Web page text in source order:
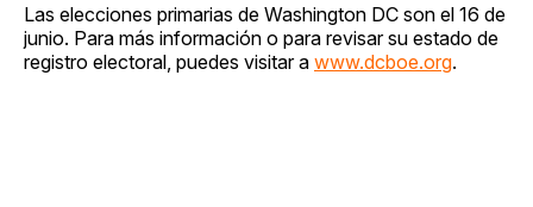
Las elecciones primarias de Washington DC son el 16 de
junio. Para más información o para revisar su estado de
registro electoral, puedes visitar a www.dcboe.org.